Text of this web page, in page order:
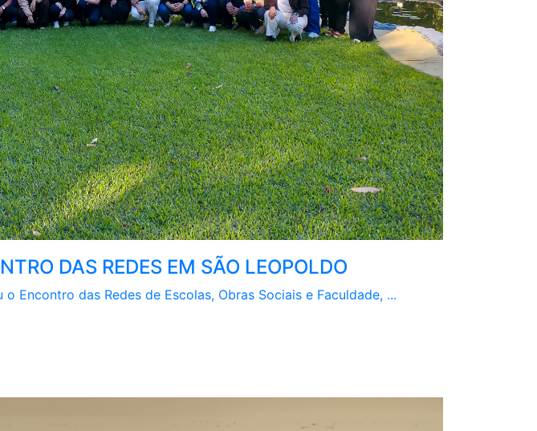
DAS REDES EM SÃO LEOPOLDO
Encontro das Redes de Escolas, Obras Sociais e Faculdade, ...